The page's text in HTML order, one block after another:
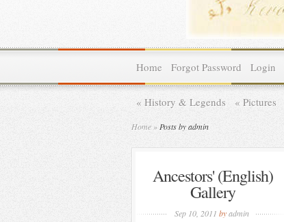
Home Forgot Password Login
History & Legends
» Pictures
»
Home » Posts by admin
(English) Ancestors'
Gallery
Sep 10, 2011 by admin